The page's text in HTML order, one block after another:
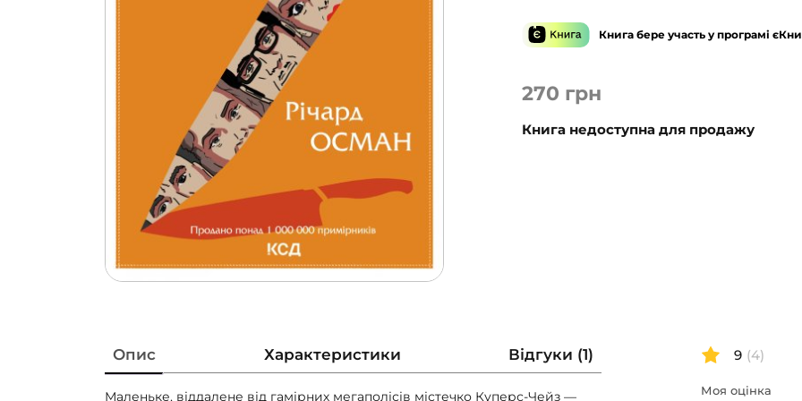
270 грн
Книга недоступна для продажу
Книга бере участь у програмі
Опис Характеристики Відгуки (1)
Маленьке, віддалене від гамірних мегаполісів містечко Куперс-Чейз —
9 (4)
Моя оцінка